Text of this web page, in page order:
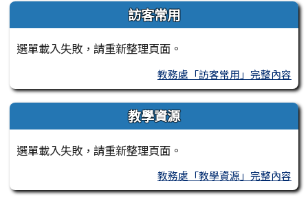
訪客常用
選單載入失敗，請重新整理頁面。
教務處「訪客常用」完整內容
教學資源
選單載入失敗，請重新整理頁面。
教務處「教學資源」完整內容